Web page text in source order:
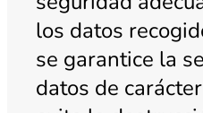
los datos
se garantice la
datos de